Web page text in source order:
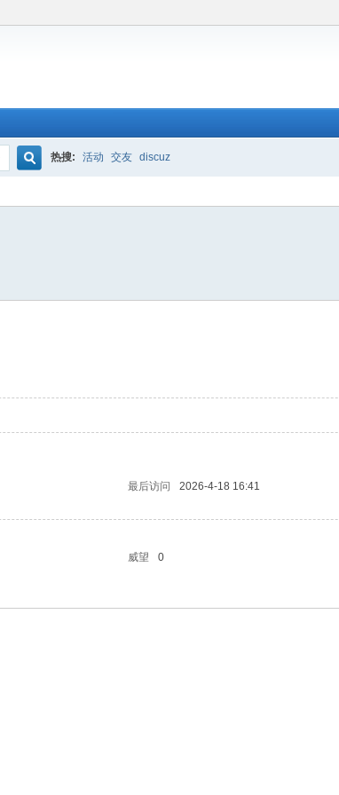
热搜: 活动 交友 discuz
最后访问 2026-4-18 16:41
威望 0